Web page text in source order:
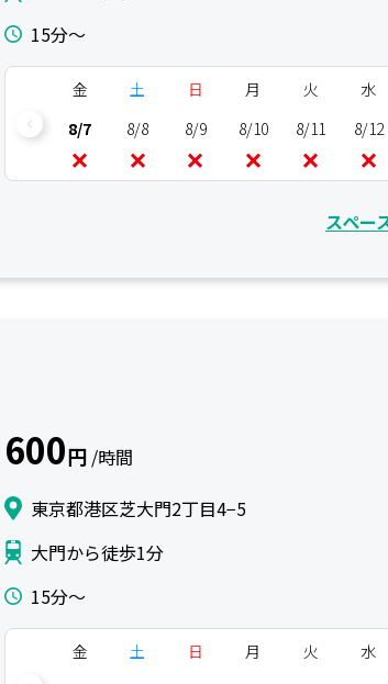
15分〜
金
8/7
土
8/8
日
8/9
月
8/10
火
8/11
水
8/12
スペー
600円 /時間
東京都港区芝大門2丁目4−5
大門から徒歩1分
15分〜
金
土
日
月
火
水